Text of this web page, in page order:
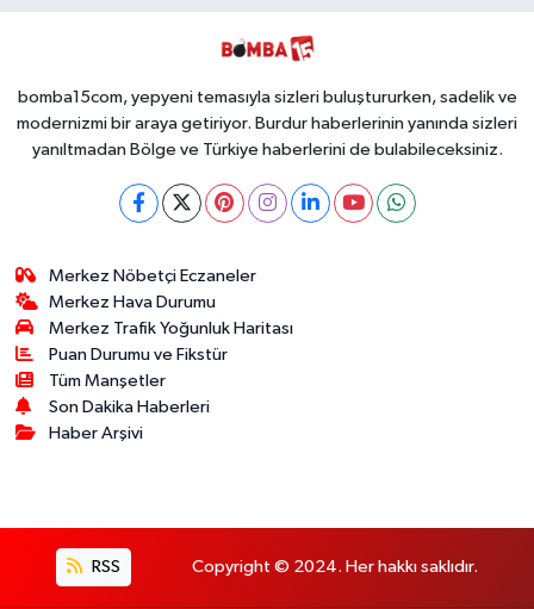
Toplayabilecek
bomba15com, yepyeni temasıyla sizleri buluştururken, sadelik ve
modernizmi bir araya getiriyor. Burdur haberlerinin yanında sizleri
yanıltmadan Bölge ve Türkiye haberlerini de bulabileceksiniz.
Merkez Nöbetçi Eczaneler
Merkez Hava Durumu
Merkez Trafik Yoğunluk Haritası
Puan Durumu ve Fikstür
Tüm Manşetler
Son Dakika Haberleri
Haber Arşivi
RSS Copyright © 2024. Her hakkı saklıdır.